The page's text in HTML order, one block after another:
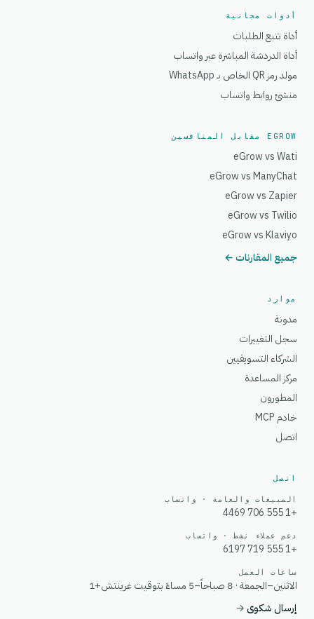
أدوات مجانية
أداة تتبع الطلبات
أداة الدردشة المباشرة عبر واتساب
مولد رمز QR الخاص بـ WhatsApp
منشئ روابط واتساب
EGROW مقابل المنافسين
eGrow vs Wati
eGrow vs ManyChat
eGrow vs Zapier
eGrow vs Twilio
eGrow vs Klaviyo
جميع المقارنات ←
موارد
مدونة
سجل التغييرات
الشركاء التسويقيين
مركز المساعدة
المطورون
خادم MCP
اتصل
اتصل
المبيعات والعامة · واتساب
+1 555 706 4469
دعم عملاء نشط · واتساب
+1 555 719 6197
ساعات العمل
الاثنين–الجمعة · 8 صباحاً–5 مساءً بتوقيت غرينتش+1
إرسال شكوى→